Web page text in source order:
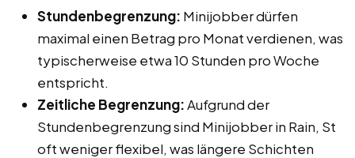
Stundenbegrenzung: Minijobber dürfen
maximal einen Betrag pro Monat verdienen, was
typischerweise etwa 10 Stunden pro Woche
entspricht.
Zeitliche Begrenzung:Aufgrund der
Stundenbegrenzung sind Minijobber in Rain, St
oft weniger flexibel, was längere Schichten